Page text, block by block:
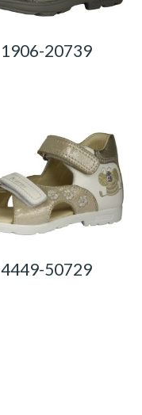
1906-20739
4449-50729